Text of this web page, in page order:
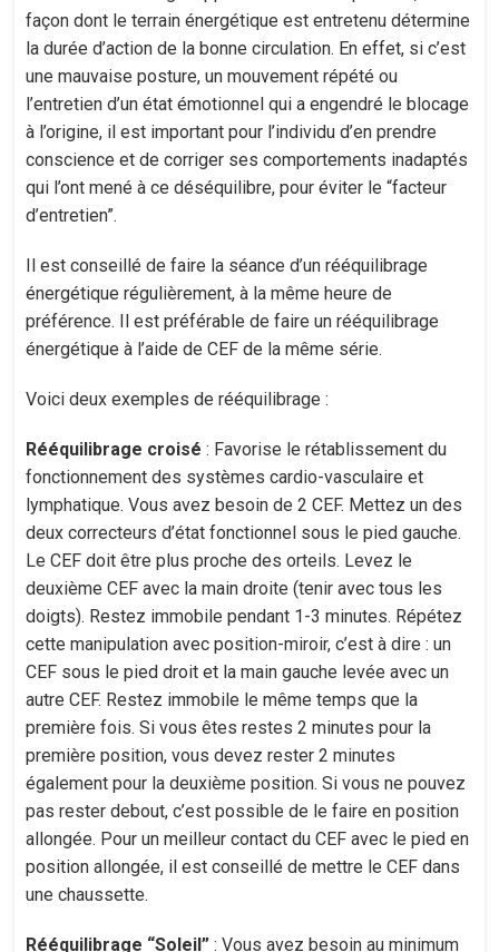
façon dont le terrain énergétique est entretenu détermine
la durée d’action de la bonne circulation. En effet, si c’est
une mauvaise posture, un mouvement répété ou
l’entretien d’un état émotionnel qui a engendré le blocage
à l’origine, il est important pour l’individu d’en prendre
conscience et de corriger ses comportements inadaptés
qui l’ont mené à ce déséquilibre, pour éviter le “facteur
d’entretien”.
Il est conseillé de faire la séance d’un rééquilibrage
énergétique régulièrement, à la même heure de
préférence. Il est préférable de faire un rééquilibrage
énergétique à l’aide de CEF de la même série.
Voici deux exemples de rééquilibrage :
Rééquilibrage croisé : Favorise le rétablissement du
fonctionnement des systèmes cardio-vasculaire et
lymphatique. Vous avez besoin de 2 CEF. Mettez un des
deux correcteurs d’état fonctionnel sous le pied gauche.
Le CEF doit être plus proche des orteils. Levez le
deuxième CEF avec la main droite (tenir avec tous les
doigts). Restez immobile pendant 1-3 minutes. Répétez
cette manipulation avec position-miroir, c’est à dire : un
CEF sous le pied droit et la main gauche levée avec un
autre CEF. Restez immobile le même temps que la
première fois. Si vous êtes restes 2 minutes pour la
première position, vous devez rester 2 minutes
également pour la deuxième position. Si vous ne pouvez
pas rester debout, c’est possible de le faire en position
allongée. Pour un meilleur contact du CEF avec le pied en
position allongée, il est conseillé de mettre le CEF dans
une chaussette.
Rééquilibrage “Soleil” : Vous avez besoin au minimum